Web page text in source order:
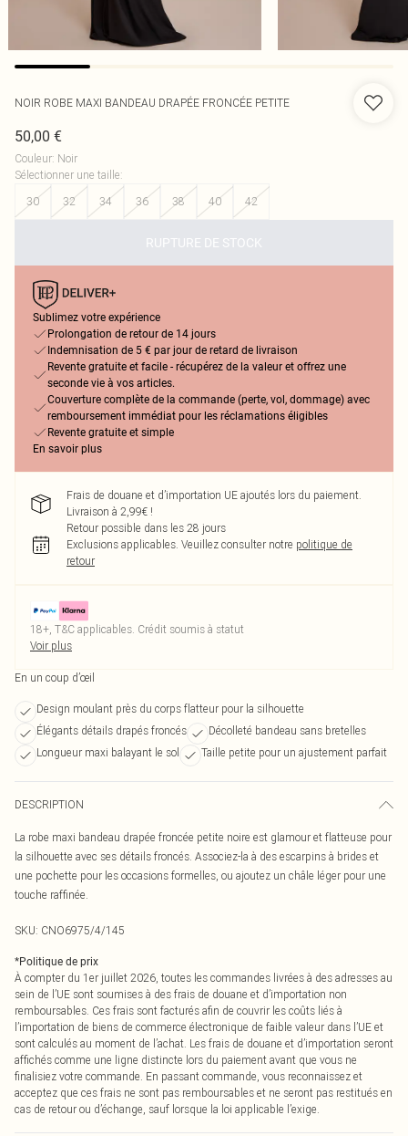
NOIR ROBE MAXI BANDEAU DRAPÉE FRONCÉE PETITE
50,00 €
Couleur: Noir
Sélectionner une taille:
30
32 34 36 38 40 42
RUPTURE DE STOCK
Sublimez votre expérience
Prolongation de retour de 14 jours
Indemnisation de 5 € par jour de retard de livraison
Revente gratuite et facile - récupérez de la valeur et offrez une
seconde vie à vos articles.
Couverture complète de la commande (perte, vol, dommage) avec
remboursement immédiat pour les réclamations éligibles
Revente gratuite et simple
En savoir plus
Frais de douane et d’importation UE ajoutés lors du paiement.
Livraison à 2,99€ !
Retour possible dans les 28 jours
Exclusions applicables. Veuillez consulter notre politique de
retour
18+, T&C applicables. Crédit soumis à statut
Voir plus
En un coup d’œil
Design moulant près du corps flatteur pour la silhouette
Élégants détails drapés froncés
Décolleté bandeau sans bretelles
Longueur maxi balayant le sol
Taille petite pour un ajustement parfait
DESCRIPTION
La robe maxi bandeau drapée froncée petite noire est glamour et flatteuse pour
la silhouette avec ses détails froncés. Associez-la à des escarpins à brides et
une pochette pour les occasions formelles, ou ajoutez un châle léger pour une
touche raffinée.
SKU: CNO6975/4/145
*Politique de prix
À compter du 1er juillet 2026, toutes les commandes livrées à des adresses au
sein de l’UE sont soumises à des frais de douane et d’importation non
remboursables. Ces frais sont facturés afin de couvrir les coûts liés à
l’importation de biens de commerce électronique de faible valeur dans l’UE et
sont calculés au moment de l’achat. Les frais de douane et d’importation seront
affichés comme une ligne distincte lors du paiement avant que vous ne
finalisiez votre commande. En passant commande, vous reconnaissez et
acceptez que ces frais ne sont pas remboursables et ne seront pas restitués en
cas de retour ou d’échange, sauf lorsque la loi applicable l’exige.